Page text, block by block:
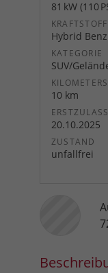
81 kW (110
KRAFTSTOFF
Hybrid
KATEGORIE
SUV/
10 km
20.10.2025
ZUSTAND
unfallfrei